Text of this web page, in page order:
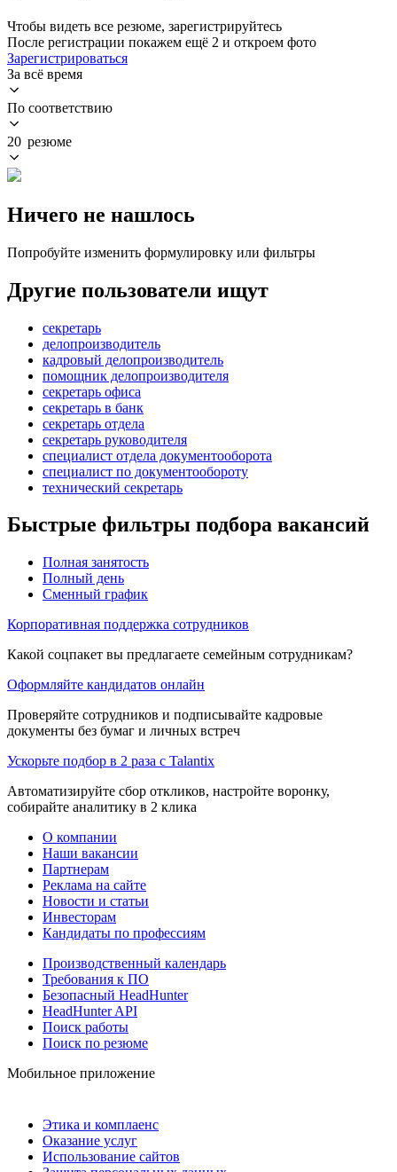
Чтобы видеть все резюме, зарегистрируйтесь
После регистрации покажем ещё 2 и откроем фото
Зарегистрироваться
За всё время
По соответствию
20 резюме
Ничего не нашлось
Попробуйте изменить формулировку или фильтры
Другие пользователи ищут
секретарь
делопроизводитель
кадровый делопроизводитель
помощник делопроизводителя
секретарь офиса
секретарь в банк
секретарь отдела
секретарь руководителя
специалист отдела документооборота
специалист по документообороту
технический секретарь
Быстрые фильтры подбора вакансий
Полная занятость
Полный день
Сменный график
Корпоративная поддержка сотрудников
Какой соцпакет вы предлагаете семейным сотрудникам?
Оформляйте кандидатов онлайн
Проверяйте сотрудников и подписывайте кадровые
документы без бумаг и личных встреч
Ускорьте подбор в 2 раза с Talantix
Автоматизируйте сбор откликов, настройте воронку,
собирайте аналитику в 2 клика
О компании
Наши вакансии
Партнерам
Реклама на сайте
Новости и статьи
Инвесторам
Кандидаты по профессиям
Производственный календарь
Требования к ПО
Безопасный HeadHunter
HeadHunter API
Поиск работы
Поиск по резюме
Мобильное приложение
Этика и комплаенс
Оказание услуг
Использование сайтов